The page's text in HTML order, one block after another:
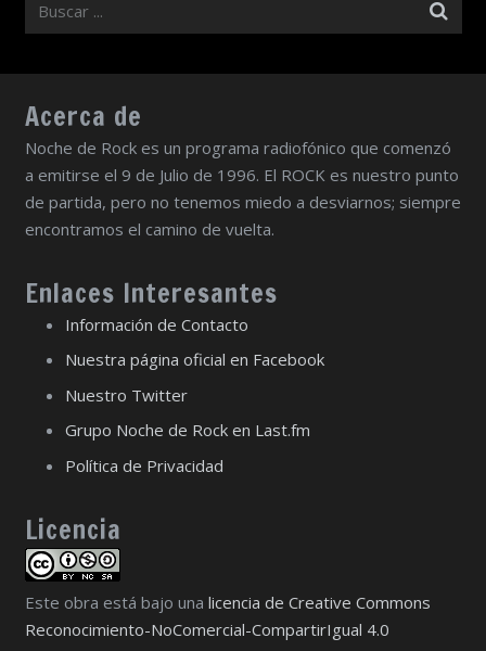
Acerca de
Noche de Rock es un programa radiofónico que comenzó
a emitirse el 9 de Julio de 1996. El ROCK es nuestro punto
de partida, pero no tenemos miedo a desviarnos; siempre
encontramos el camino de vuelta.
Enlaces Interesantes
Información de Contacto
Nuestra página oficial en Facebook
Nuestro Twitter
Grupo Noche de Rock en Last.fm
Política de Privacidad
Licencia
Este obra está bajo una licencia de Creative Commons
Reconocimiento-NoComercial-CompartirIgual 4.0